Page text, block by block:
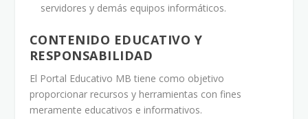
servidores y demás equipos informáticos.
CONTENIDO EDUCATIVO Y
RESPONSABILIDAD
El Portal Educativo MB tiene como objetivo
proporcionar recursos y herramientas con fines
meramente educativos e informativos.